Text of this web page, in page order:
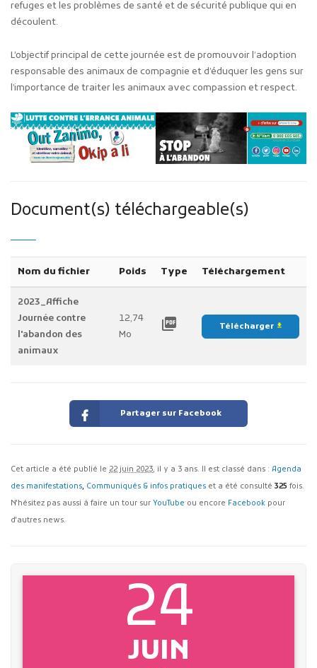
refuges et les problèmes de santé et de sécurité publique qui en
découlent.
L’objectif principal de cette journée est de promouvoir l’adoption
responsable des animaux de compagnie et d’éduquer les gens sur
l’importance de traiter les animaux avec compassion et respect.
Document(s) téléchargeable(s)
Nom du fichier Poids Type Téléchargement
2023_Affiche
Journée contre
l'abandon des
animaux
12,74
Mo
picture_as_pdf Télécharger file_download
Partager sur Facebook
Cet article a été publié le 22 juin 2023, il y a 3 ans. Il est classé dans : Agenda
des manifestations, Communiqués & infos pratiques et a été consulté 325 fois.
N'hésitez pas aussi à faire un tour sur YouTube ou encore Facebook pour
d'autres news.
24
JUIN